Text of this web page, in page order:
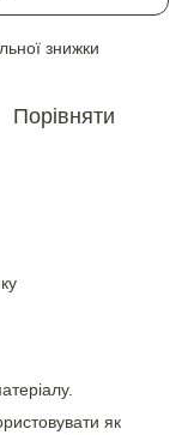
знижки
Порівняти
як